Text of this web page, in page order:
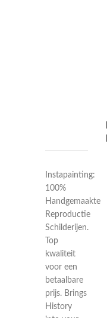
Instapainting:
100%
Handgemaakte
Reproductie
Schilderijen.
Top
kwaliteit
voor een
betaalbare
prijs. Brings
History